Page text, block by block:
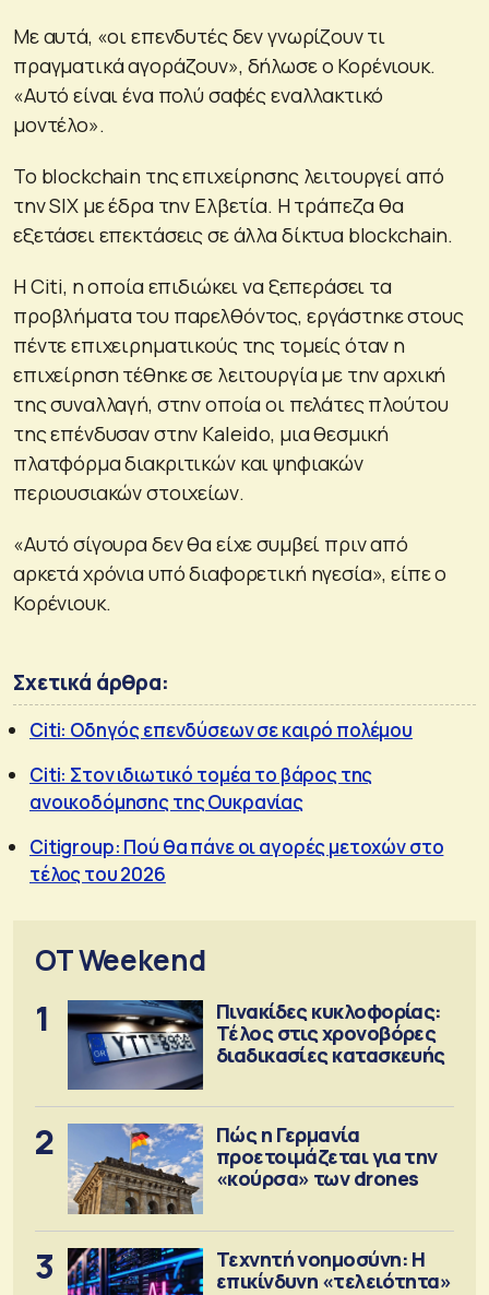
Με αυτά, «οι επενδυτές δεν γνωρίζουν τι
πραγματικά αγοράζουν», δήλωσε ο Κορένιουκ.
«Αυτό είναι ένα πολύ σαφές εναλλακτικό
μοντέλο».
Το blockchain της επιχείρησης λειτουργεί από
την SIX με έδρα την Ελβετία. Η τράπεζα θα
εξετάσει επεκτάσεις σε άλλα δίκτυα blockchain.
Η Citi, η οποία επιδιώκει να ξεπεράσει τα
προβλήματα του παρελθόντος, εργάστηκε στους
πέντε επιχειρηματικούς της τομείς όταν η
επιχείρηση τέθηκε σε λειτουργία με την αρχική
της συναλλαγή, στην οποία οι πελάτες πλούτου
της επένδυσαν στην Kaleido, μια θεσμική
πλατφόρμα διακριτικών και ψηφιακών
περιουσιακών στοιχείων.
«Αυτό σίγουρα δεν θα είχε συμβεί πριν από
αρκετά χρόνια υπό διαφορετική ηγεσία», είπε ο
Κορένιουκ.
Σχετικά άρθρα:
Citi: Οδηγός επενδύσεων σε καιρό πολέμου
Citi: Στον ιδιωτικό τομέα το βάρος της
ανοικοδόμησης της Ουκρανίας
Citigroup: Πού θα πάνε οι αγορές μετοχών στο
τέλος του 2026
OT Weekend
1
Πινακίδες κυκλοφορίας:
Τέλος στις χρονοβόρες
διαδικασίες κατασκευής
2
Πώς η Γερμανία
προετοιμάζεται για την
«κούρσα» των drones
3
Τεχνητή νοημοσύνη: Η
επικίνδυνη «τελειότητα»